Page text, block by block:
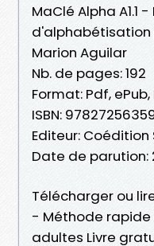
MaClé Alpha A1.1
d'alphabétisation
Marion Aguilar
Nb. de pages: 192
Format: Pdf, ePub,
ISBN:
Editeur: Coédition
Date de parution:
Télécharger ou
- Méthode
adultes Livre